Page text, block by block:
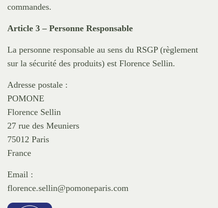
commandes.
Article 3 – Personne Responsable
La personne responsable au sens du RSGP (règlement
sur la sécurité des produits) est Florence Sellin.
Adresse postale :
POMONE
Florence Sellin
27 rue des Meuniers
75012 Paris
France
Email :
florence.sellin@pomoneparis.com